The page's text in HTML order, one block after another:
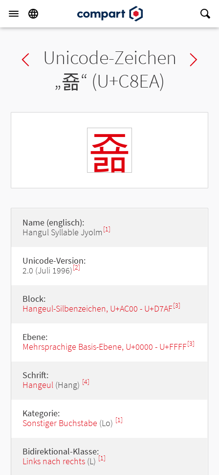
Previous char
Unicode-Zeichen
„죪“ (U+C8EA)
죪
Name (englisch):
Hangul Syllable Jyolm [1]
Unicode-Version:
2.0 (Juli 1996)[2]
Block:
Hangeul-Silbenzeichen, U+AC00 - U+D7AF[3]
Ebene:
Mehrsprachige Basis-Ebene, U+0000 - U+FFFF[3]
Schrift:
Hangeul(Hang) [4]
Kategorie:
Sonstiger Buchstabe (Lo) [1]
Bidirektional-Klasse:
Links nach rechts(L) [1]